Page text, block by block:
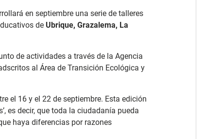
en septiembre una serie de talleres
de Ubrique, Grazalema, La
de actividades a través de la Agencia
al Área de Transición Ecológica y
el 16 y el 22 de septiembre. Esta edición
es decir, que toda la ciudadanía pueda
haya diferencias por razones